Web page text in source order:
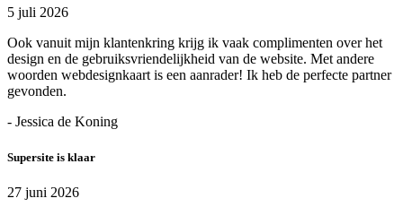
5 juli 2026
Ook vanuit mijn klantenkring krijg ik vaak complimenten over het
design en de gebruiksvriendelijkheid van de website. Met andere
woorden webdesignkaart is een aanrader! Ik heb de perfecte partner
gevonden.
- Jessica de Koning
Supersite is klaar
27 juni 2026